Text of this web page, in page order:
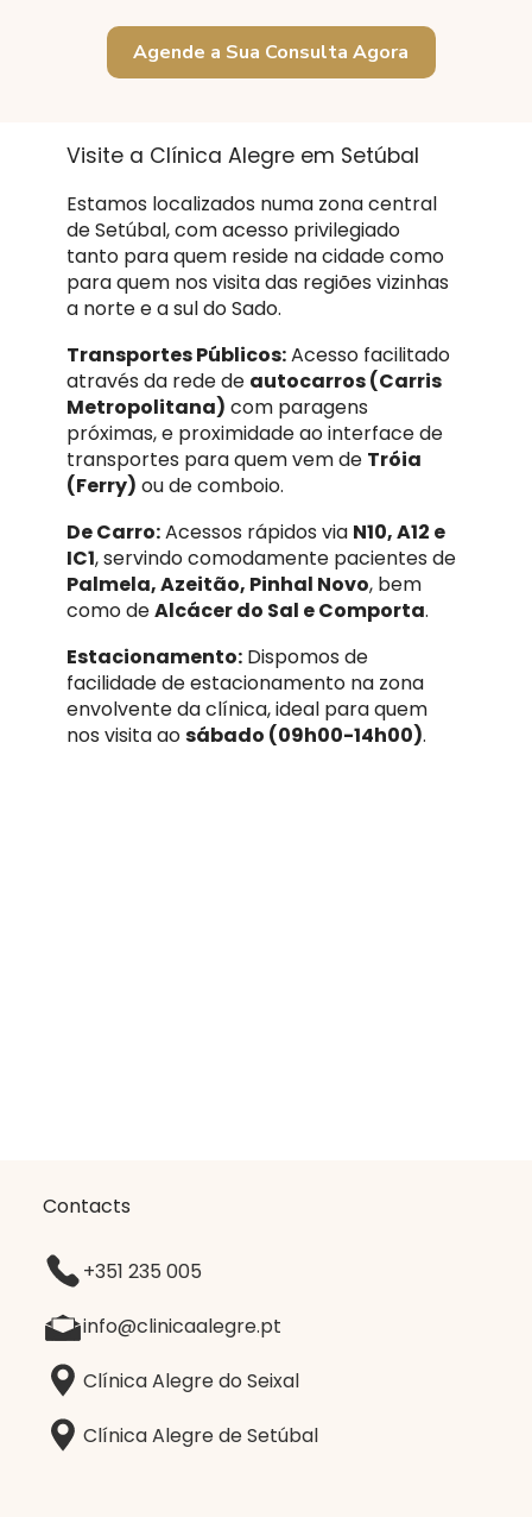
Agende a Sua Consulta Agora
Visite a Clínica Alegre em Setúbal
Estamos localizados numa zona central
de Setúbal, com acesso privilegiado
tanto para quem reside na cidade como
para quem nos visita das regiões vizinhas
a norte e a sul do Sado.
Transportes Públicos:Acesso facilitado
através da rede de autocarros (Carris
Metropolitana) com paragens
próximas, e proximidade ao interface de
transportes para quem vem de Tróia
(Ferry) ou de comboio.
De Carro:Acessos rápidos via N10, A12 e
IC1, servindo comodamente pacientes de
Palmela, Azeitão, Pinhal Novo, bem
como deAlcácer do Sal e Comporta.
Estacionamento:Dispomos de
facilidade de estacionamento na zona
envolvente da clínica, ideal para quem
nos visita aosábado (09h00-14h00).
Contacts
+351 235 005
info@clinicaalegre.pt
Clínica Alegre do Seixal
Clínica Alegre de Setúbal